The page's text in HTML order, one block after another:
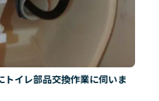
トイレ部品交換作業に伺いま